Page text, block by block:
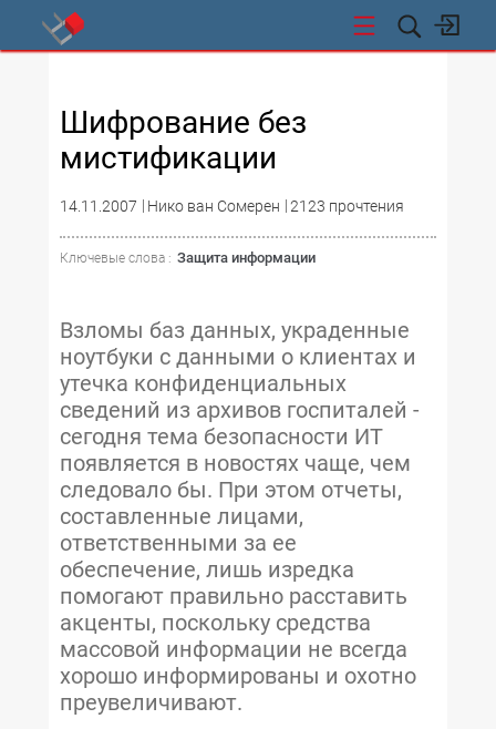
Шифрование без
мистификации
14.11.2007 Нико ван Сомерен 2123 прочтения
Ключевые слова : Защита информации
Взломы баз данных, украденные
ноутбуки с данными о клиентах и
утечка конфиденциальных
сведений из архивов госпиталей -
сегодня тема безопасности ИТ
появляется в новостях чаще, чем
следовало бы. При этом отчеты,
составленные лицами,
ответственными за ее
обеспечение, лишь изредка
помогают правильно расставить
акценты, поскольку средства
массовой информации не всегда
хорошо информированы и охотно
преувеличивают.